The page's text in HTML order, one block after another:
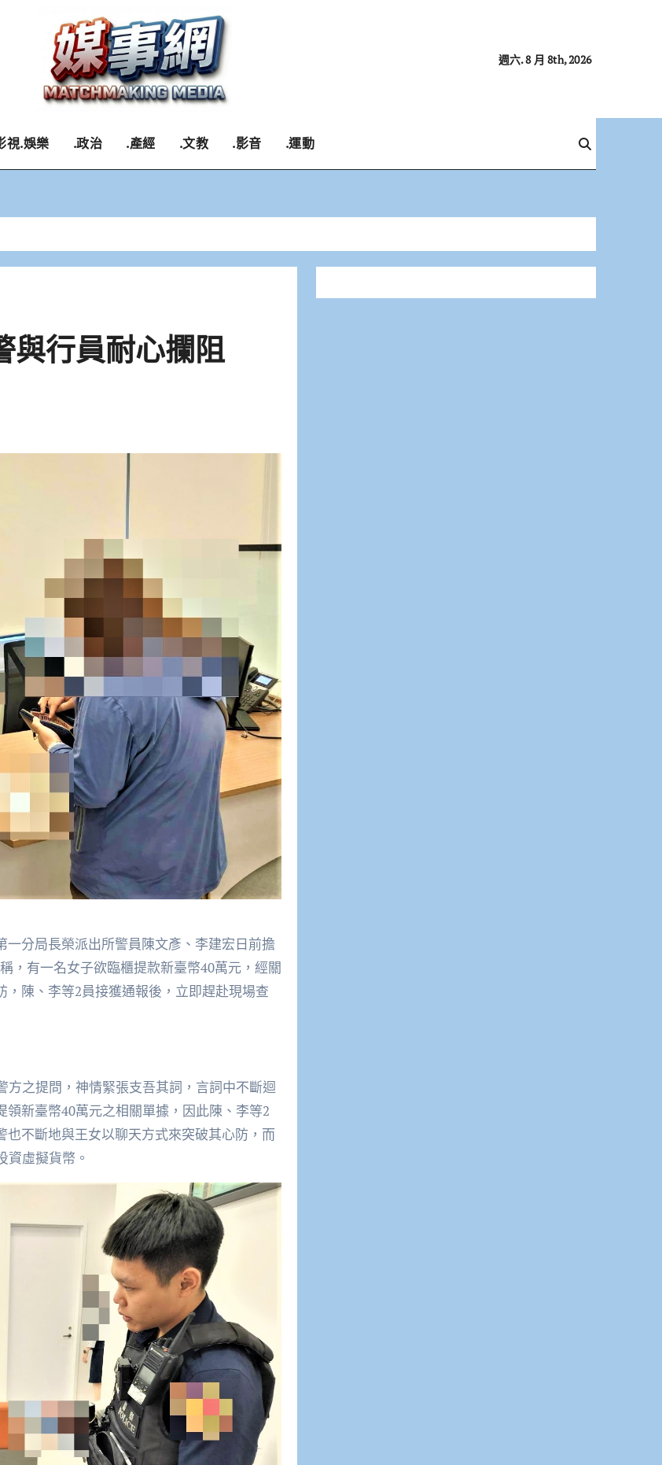
週六. 8 月 8th, 2026
視.娛樂 .政治 .產經 .文教 .影音 .運動
行員耐心攔阻
一分局長榮派出所警員陳文彥、李建宏日前擔
，有一名女子欲臨櫃提款新臺幣40萬元，經關
陳、李等2員接獲通報後，立即趕赴現場查
之提問，神情緊張支吾其詞，言詞中不斷迴
新臺幣40萬元之相關單據，因此陳、李等2
不斷地與王女以聊天方式來突破其心防，而
資虛擬貨幣。